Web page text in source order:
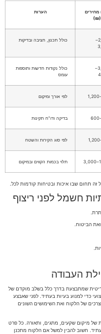
מחירים
(₪)
הערות
2,000–
כולל תכנון, חציבה ובדיקות
3,000–
כולל נקודות חדשות ותוספות
עומס
לפי אורך ומיקום
בדיקה ודו"ח תקינות
לפי סוג הקירות והשטח
תלוי בכמות הקווים ובמיקום
תחום שבו איכות ובטיחות קודמות לכל.
חשמל לפני ריצוף
הביטוח.
שמתבצעת בדרך כלל בשלב מוקדם של
כדי למנוע בעיות בעתיד. לפני שאבצע
של הלקוח ואת השימושים השונים
של מיקום שקעים, מתגים, ותאורה. כל פרט
חשוב להבין למשל אם הלקוח מתכנן